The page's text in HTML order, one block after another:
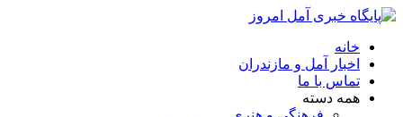
خانه
اخبار آمل و مازندران
تماس با ما
همه دسته